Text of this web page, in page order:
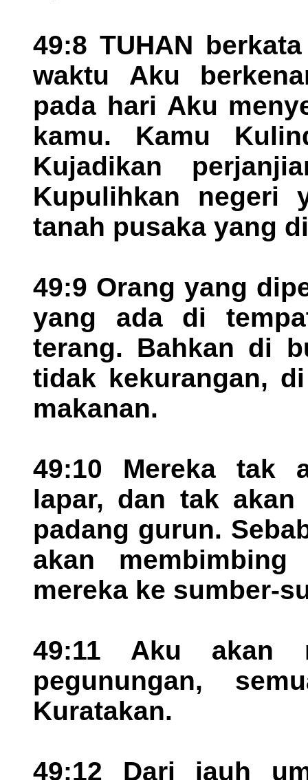
49:8 TUHAN
waktu Aku
pada hari Aku
kamu. Kamu
Kujadikan
Kupulihkan negeri
tanah pusaka yang
49:9 Orang yang
yang ada di
terang. Bahkan di
tidak kekurangan,
makanan.
49:10 Mereka tak
lapar, dan tak
padang gurun.
akan
mereka ke sumber-
49:11 Aku akan
pegunungan,
Kuratakan.
49:12 Dari jauh